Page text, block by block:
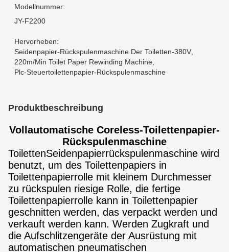
Modellnummer:
JY-F2200
Hervorheben:
Seidenpapier-Rückspulenmaschine Der Toiletten-380V
220m/Min Toilet Paper Rewinding Machine
Plc-Steuertoilettenpapier-Rückspulenmaschine
Produktbeschreibung
Vollautomatische Coreless-Toilettenpapier-
Rückspulenmaschine
ToilettenSeidenpapierrückspulenmaschine wird
benutzt, um des Toilettenpapiers in
Toilettenpapierrolle mit kleinem Durchmesser
zu rückspulen riesige Rolle, die fertige
Toilettenpapierrolle kann in Toilettenpapier
geschnitten werden, das verpackt werden und
verkauft werden kann. Werden Zugkraft und
die Aufschlitzengeräte der Ausrüstung mit
automatischen pneumatischen